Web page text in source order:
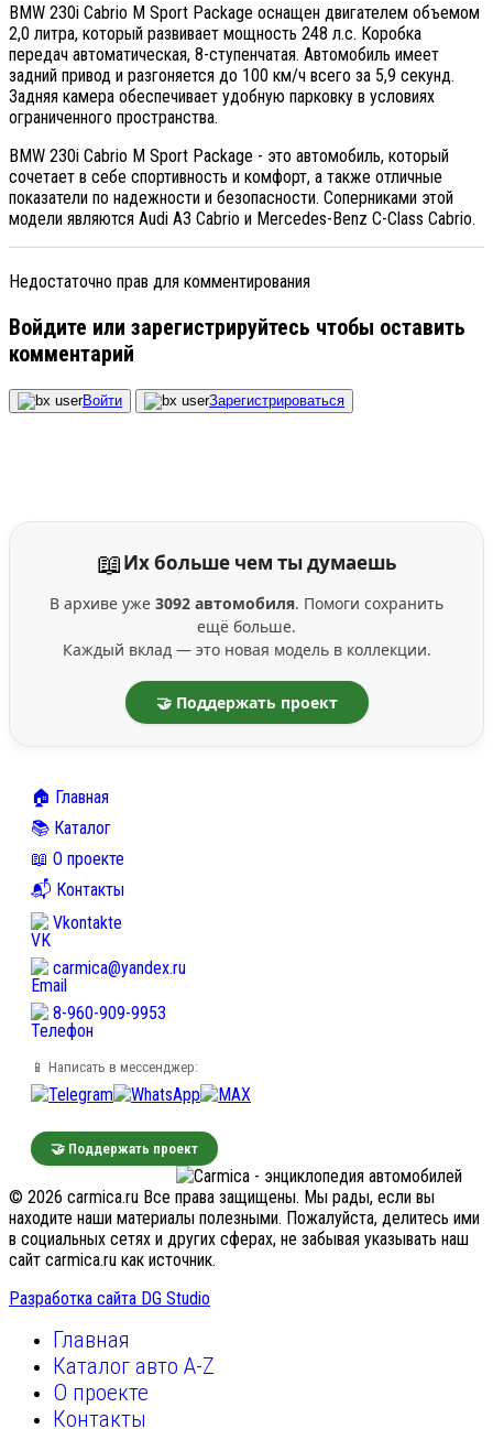
BMW 230i Cabrio M Sport Package оснащен двигателем объемом
2,0 литра, который развивает мощность 248 л.с. Коробка
передач автоматическая, 8-ступенчатая. Автомобиль имеет
задний привод и разгоняется до 100 км/ч всего за 5,9 секунд.
Задняя камера обеспечивает удобную парковку в условиях
ограниченного пространства.
BMW 230i Cabrio M Sport Package - это автомобиль, который
сочетает в себе спортивность и комфорт, а также отличные
показатели по надежности и безопасности. Соперниками этой
модели являются Audi A3 Cabrio и Mercedes-Benz C-Class Cabrio.
Недостаточно прав для комментирования
Войдите или зарегистрируйтесь чтобы оставить
комментарий
Войти Зарегистрироваться
📖Их больше чем ты думаешь
В архиве уже 3092 автомобиля. Помоги сохранить
ещё больше.
Каждый вклад — это новая модель в коллекции.
🤝 Поддержать проект
🏠 Главная
📚 Каталог
📖 О проекте
📬 Контакты
Vkontakte
carmica@yandex.ru
8-960-909-9953
📱 Написать в мессенджер:
🤝 Поддержать проект
© 2026 carmica.ru Все права защищены. Мы рады, если вы
находите наши материалы полезными. Пожалуйста, делитесь ими
в социальных сетях и других сферах, не забывая указывать наш
сайт carmica.ru как источник.
Разработка сайта DG Studio
Главная
Каталог авто A-Z
О проекте
Контакты